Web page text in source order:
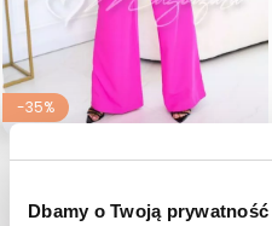
Dbamy o Twoją prywatność
-35%
Cena regularna
349,00 zł Cena
226,85 zł
Fuksjowy kombinezon damski z